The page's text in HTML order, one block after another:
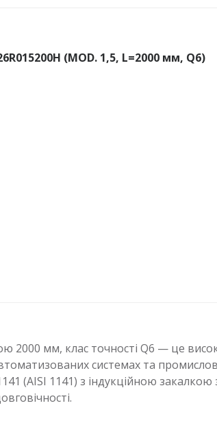
(MOD. 1,5, L=2000 мм, Q6)
2000 мм, клас точності Q6 — це
системах та
(AISI 1141) з індукційною